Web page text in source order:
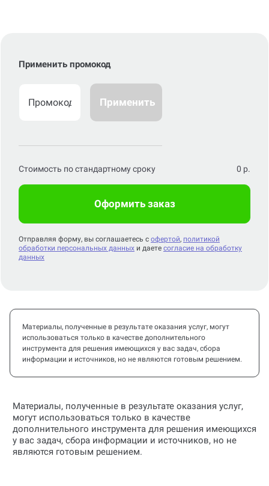
Применить промокод
Применить
Стоимость по стандартному сроку 0 р.
Оформить заказ
Отправляя форму, вы соглашаетесь с офертой, политикой
обработки персональных данных и даете согласие на обработку
данных
Материалы, полученные в результате оказания услуг, могут
использоваться только в качестве дополнительного
инструмента для решения имеющихся у вас задач, сбора
информации и источников, но не являются готовым решением.
Материалы, полученные в результате оказания услуг,
могут использоваться только в качестве
дополнительного инструмента для решения имеющихся
у вас задач, сбора информации и источников, но не
являются готовым решением.